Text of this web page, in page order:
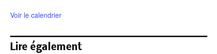
Voir le calendrier
Lire également